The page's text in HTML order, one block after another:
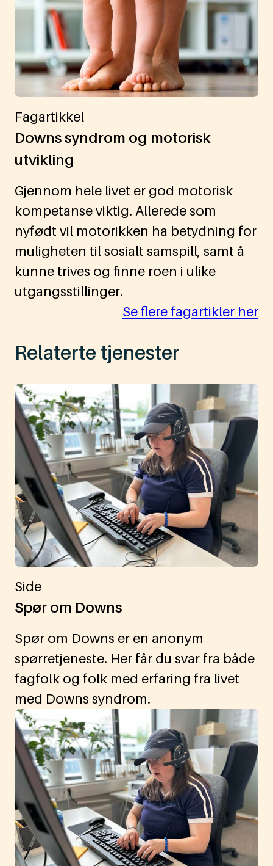
Fagartikkel
Downs syndrom og motorisk
utvikling
Gjennom hele livet er god motorisk
kompetanse viktig. Allerede som
nyfødt vil motorikken ha betydning for
muligheten til sosialt samspill, samt å
kunne trives og finne roen i ulike
utgangsstillinger.
Se flere fagartikler her
Relaterte tjenester
Side
Spør om Downs
Spør om Downs er en anonym
spørretjeneste. Her får du svar fra både
fagfolk og folk med erfaring fra livet
med Downs syndrom.